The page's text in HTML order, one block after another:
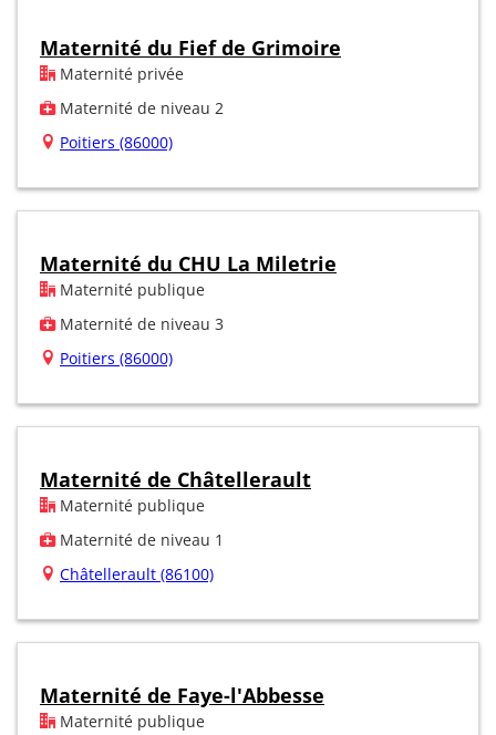
Maternité du Fief de Grimoire
Maternité privée
Maternité de niveau 2
Poitiers (86000)
Maternité du CHU La Miletrie
Maternité publique
Maternité de niveau 3
Poitiers (86000)
Maternité de Châtellerault
Maternité publique
Maternité de niveau 1
Châtellerault (86100)
Maternité de Faye-l'Abbesse
Maternité publique